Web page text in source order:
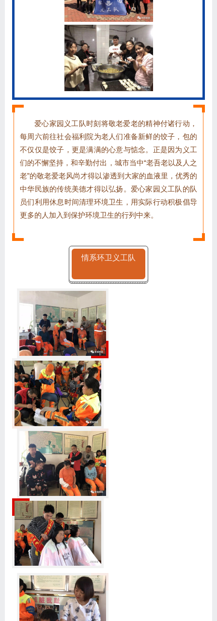
爱心家园义工队时刻将敬老爱老的精神付诸行动，
每周六前往社会福利院为老人们准备新鲜的饺子，包的
不仅仅是饺子，更是满满的心意与惦念。正是因为义工
们的不懈坚持，和辛勤付出，城市当中“老吾老以及人之
老”的敬老爱老风尚才得以渗透到大家的血液里，优秀的
中华民族的传统美德才得以弘扬。爱心家园义工队的队
员们利用休息时间清理环境卫生，用实际行动积极倡导
更多的人加入到保护环境卫生的行列中来。
情系环卫义工队